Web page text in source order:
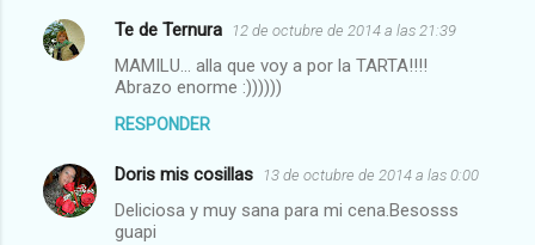
Te de Ternura 12 de octubre de 2014 a las 21:39
MAMILU... alla que voy a por la TARTA!!!!
Abrazo enorme :))))))
RESPONDER
Doris mis cosillas 13 de octubre de 2014 a las 0:00
Deliciosa y muy sana para mi cena.Besosss
guapi